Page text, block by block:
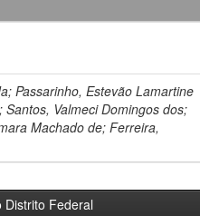
Passarinho, Estevão Lamartine
Valmeci Domingos dos;
Machado de; Ferreira,
Federal